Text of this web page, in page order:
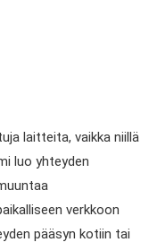
laitteita, vaikka niillä
luo yhteyden
verkkoon
pääsyn kotiin tai